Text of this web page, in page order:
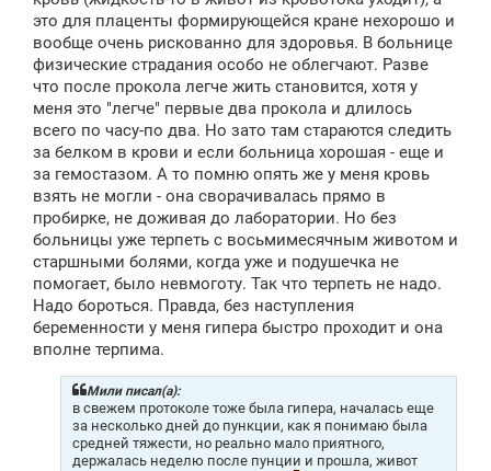
это для плаценты формирующейся кране нехорошо и
вообще очень рискованно для здоровья. В больнице
физические страдания особо не облегчают. Разве
что после прокола легче жить становится, хотя у
меня это "легче" первые два прокола и длилось
всего по часу-по два. Но зато там стараются следить
за белком в крови и если больница хорошая - еще и
за гемостазом. А то помню опять же у меня кровь
взять не могли - она сворачивалась прямо в
пробирке, не доживая до лаборатории. Но без
больницы уже терпеть с восьмимесячным животом и
старшными болями, когда уже и подушечка не
помогает, было невмоготу. Так что терпеть не надо.
Надо бороться. Правда, без наступления
беременности у меня гипера быстро проходит и она
вполне терпима.
Мили писал(а):
в свежем протоколе тоже была гипера, началась еще
за несколько дней до пункции, как я понимаю была
средней тяжести, но реально мало приятного,
держалась неделю после пунции и прошла, живот